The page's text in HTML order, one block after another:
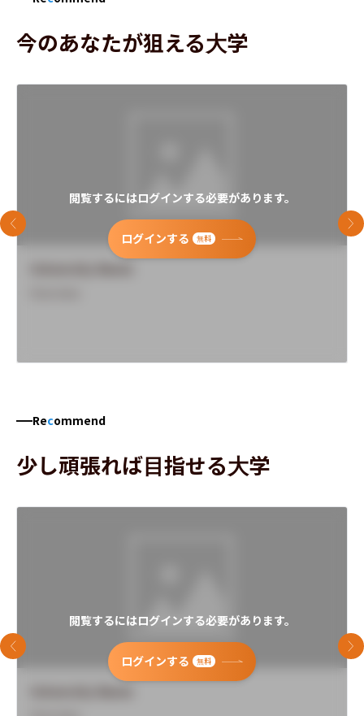
今のあなたが狙える大学
閲覧するにはログインする必要があります。
ログインする 無料
前のスライド 次
Recommend
少し頑張れば目指せる大学
閲覧するにはログインする必要があります。
ログインする 無料
前のスライド 次